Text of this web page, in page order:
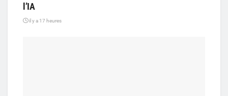
l’IA
il y a 17 heures